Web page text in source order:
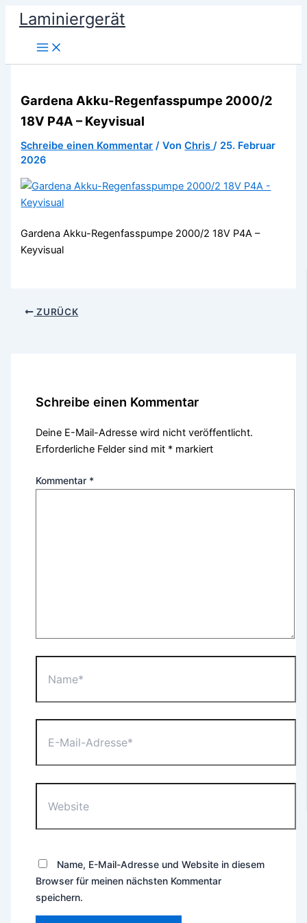
Zum
Inhalt
springen
Laminiergerät
Gardena Akku-Regenfasspumpe 2000/2
18V P4A – Keyvisual
Schreibe einen Kommentar / VonChris/ 25. Februar
2026
Gardena Akku-Regenfasspumpe 2000/2 18V P4A –
Keyvisual
ZURÜCK
Schreibe einen Kommentar
Deine E-Mail-Adresse wird nicht veröffentlicht.
Erforderliche Felder sind mit * markiert
Kommentar *
Mail-
Name, E-Mail-Adresse und Website in diesem
Browser für meinen nächsten Kommentar
speichern.